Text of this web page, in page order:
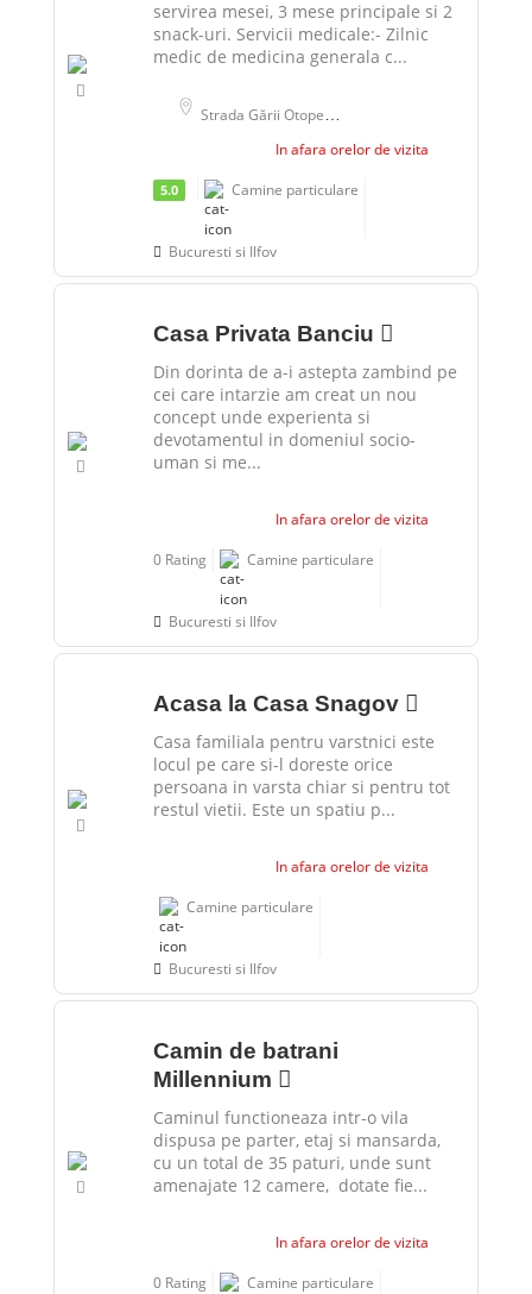
servirea mesei, 3 mese principale si 2
snack-uri. Servicii medicale:- Zilnic
medic de medicina generala c...
Strada Gării Otopeni 62, Otopeni, România
In afara orelor de vizita
5.0 Camine particulare
Bucuresti si Ilfov
Casa Privata Banciu
Din dorinta de a-i astepta zambind pe
cei care intarzie am creat un nou
concept unde experienta si
devotamentul in domeniul socio-
uman si me...
In afara orelor de vizita
0 Rating
Camine particulare
Bucuresti si Ilfov
Acasa la Casa Snagov
Casa familiala pentru varstnici este
locul pe care si-l doreste orice
persoana in varsta chiar si pentru tot
restul vietii. Este un spatiu p...
In afara orelor de vizita
Camine particulare
Bucuresti si Ilfov
Camin de batrani
Millennium
Caminul functioneaza intr-o vila
dispusa pe parter, etaj si mansarda,
cu un total de 35 paturi, unde sunt
amenajate 12 camere, dotate fie...
In afara orelor de vizita
0 Rating
Camine particulare